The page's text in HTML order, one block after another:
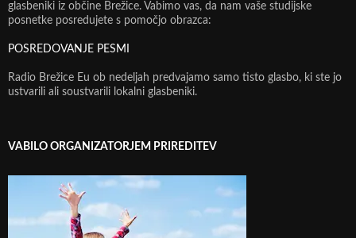
glasbeniki iz občine Brežice. Vabimo vas, da nam vaše studijske
posnetke posredujete s pomočjo obrazca:
POSREDOVANJE PESMI
Radio Brežice Eu ob nedeljah predvajamo samo tisto glasbo, ki ste jo
ustvarili ali soustvarili lokalni glasbeniki.
VABILO ORGANIZATORJEM PRIREDITEV